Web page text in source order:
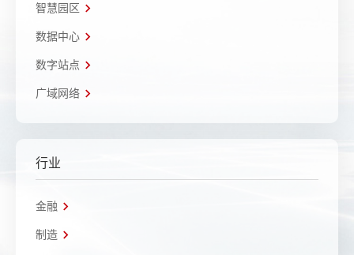
智慧园区
数据中心
数字站点
广域网络
行业
金融
制造